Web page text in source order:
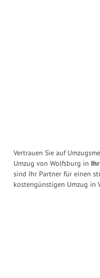
Vertrauen Sie auf
Umzug von Wolfsburg in
sind Ihr Partner für einen
kostengünstigen Umzug in